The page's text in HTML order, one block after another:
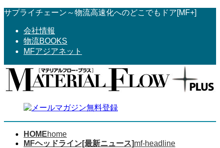
コ
へ
ス
ナ
ョ
ン
サプライチェーン～物流高速化へのどこでもドア[MF+]
会社情報
物流BOOKS
MFアジアネット
HOMEhome
MFヘッドライン[最新ニュース]mf-headline